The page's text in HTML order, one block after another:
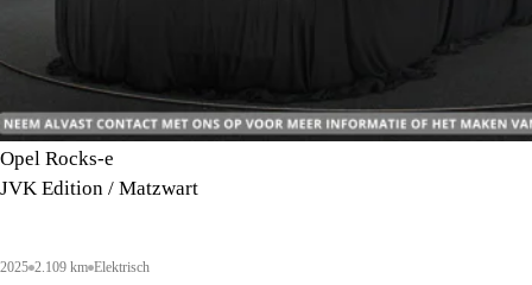
Opel Rocks-e
JVK Edition / Matzwart
2025 2.109 km Elektrisch